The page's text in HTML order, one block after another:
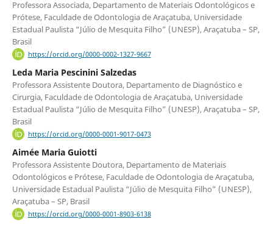
Professora Associada, Departamento de Materiais Odontológicos e
Prótese, Faculdade de Odontologia de Araçatuba, Universidade
Estadual Paulista “Júlio de Mesquita Filho” (UNESP), Araçatuba – SP,
Brasil
https://orcid.org/0000-0002-1327-9667
Leda Maria Pescinini Salzedas
Professora Assistente Doutora, Departamento de Diagnóstico e
Cirurgia, Faculdade de Odontologia de Araçatuba, Universidade
Estadual Paulista “Júlio de Mesquita Filho” (UNESP), Araçatuba – SP,
Brasil
https://orcid.org/0000-0001-9017-0473
Aimée Maria Guiotti
Professora Assistente Doutora, Departamento de Materiais
Odontológicos e Prótese, Faculdade de Odontologia de Araçatuba,
Universidade Estadual Paulista “Júlio de Mesquita Filho” (UNESP),
Araçatuba – SP, Brasil
https://orcid.org/0000-0001-8903-6138